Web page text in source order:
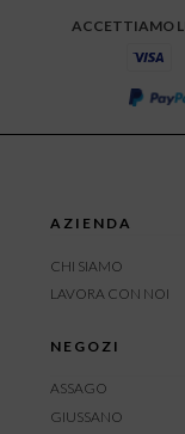
ACCETTIAMO
AZIENDA
CHI SIAMO
LAVORA CON NOI
NEGOZI
ASSAGO
GIUSSANO